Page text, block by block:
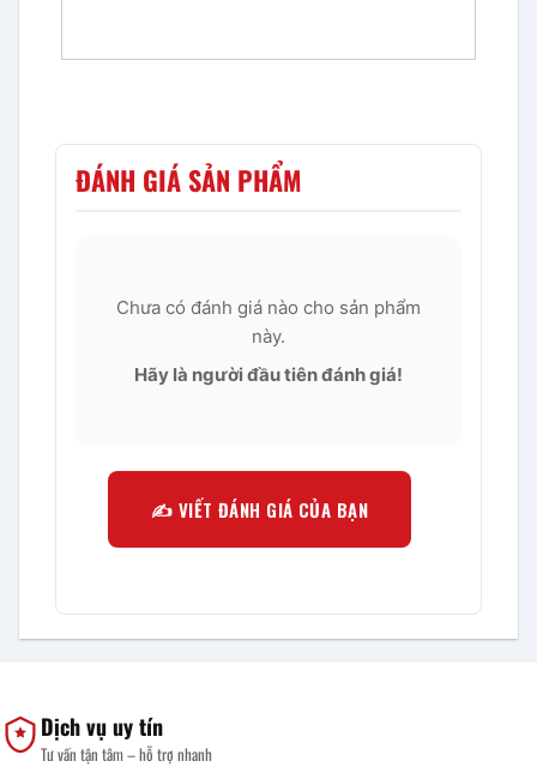
ĐÁNH GIÁ SẢN PHẨM
Chưa có đánh giá nào cho sản phẩm
này.
Hãy là người đầu tiên đánh giá!
✍️ VIẾT ĐÁNH GIÁ CỦA BẠN
Dịch vụ uy tín
Tư vấn tận tâm – hỗ trợ nhanh